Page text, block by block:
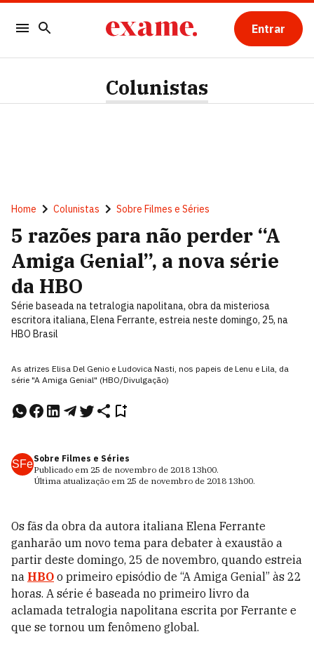
Entrar
Colunistas
Home Colunistas Sobre Filmes e Séries
5 razões para não perder “A
Amiga Genial”, a nova série
da HBO
Série baseada na tetralogia napolitana, obra da misteriosa
escritora italiana, Elena Ferrante, estreia neste domingo, 25, na
HBO Brasil
As atrizes Elisa Del Genio e Ludovica Nasti, nos papeis de Lenu e Lila, da
série "A Amiga Genial" (HBO/Divulgação)
SFeSobre Filmes e Séries
Publicado em 25 de novembro de 2018 13h00.
Última atualização em 25 de novembro de 2018 13h00.
Os fãs da obra da autora italiana Elena Ferrante
ganharão um novo tema para debater à exaustão a
partir deste domingo, 25 de novembro, quando estreia
na HBO o primeiro episódio de “A Amiga Genial” às 22
horas. A série é baseada no primeiro livro da
aclamada tetralogia napolitana escrita por Ferrante e
que se tornou um fenômeno global.